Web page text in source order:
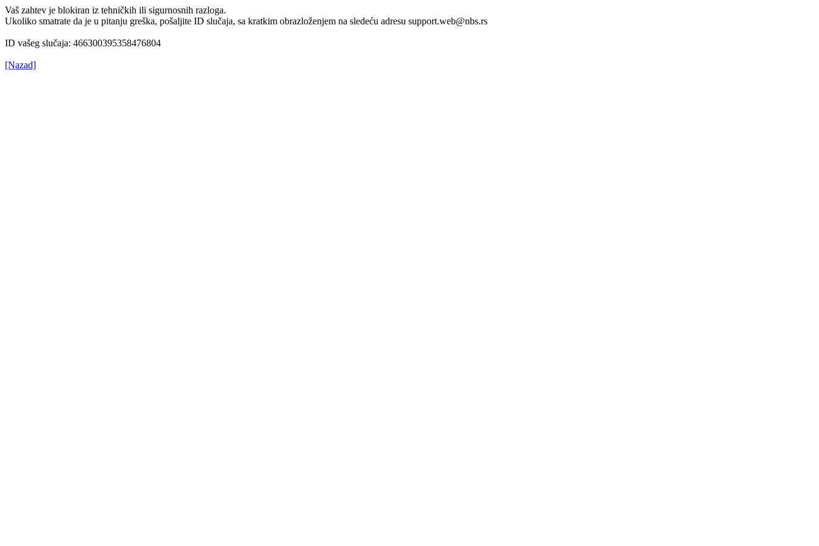
Vaš zahtev je blokiran iz tehničkih ili sigurnosnih razloga.
Ukoliko smatrate da je u pitanju greška, pošaljite ID slučaja, sa kratkim obrazloženjem na sledeću adresu support.web@nbs.rs
ID vašeg slučaja: 466300395358476804
[Nazad]